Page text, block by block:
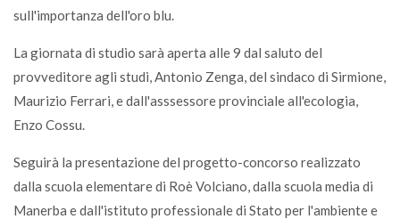
sull'importanza dell'oro blu.
La giornata di studio sarà aperta alle 9 dal saluto del
provveditore agli studi, Antonio Zenga, del sindaco di Sirmione,
Maurizio Ferrari, e dall'asssessore provinciale all'ecologia,
Enzo Cossu.
Seguirà la presentazione del progetto-concorso realizzato
dalla scuola elementare di Roè Volciano, dalla scuola media di
Manerba e dall'istituto professionale di Stato per l'ambiente e